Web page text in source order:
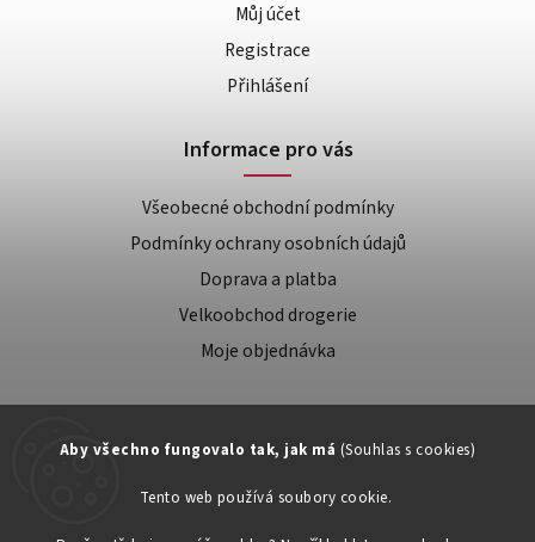
Aby všechno fungovalo tak, jak má (Souhlas s cookies)
Tento web používá soubory cookie.
Můj účet
Registrace
Přihlášení
Informace pro vás
Všeobecné obchodní podmínky
Podmínky ochrany osobních údajů
Doprava a platba
Velkoobchod drogerie
Moje objednávka